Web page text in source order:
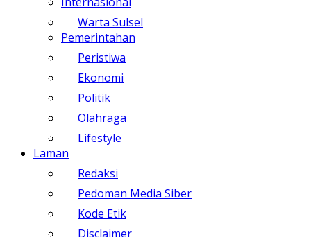
Warta Sulsel
Pemerintahan
Peristiwa
Ekonomi
Politik
Olahraga
Lifestyle
Laman
Redaksi
Pedoman Media Siber
Kode Etik
Disclaimer